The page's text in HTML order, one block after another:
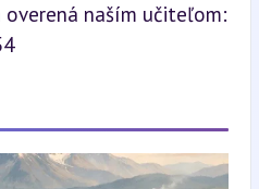
naším učiteľom: